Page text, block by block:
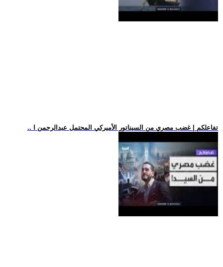
.. تفاعلكم | غضب مصري من السيناتور الأميركي المحتمل عبدالرحمن ا